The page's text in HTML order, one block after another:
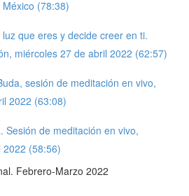
(78:38)
que eres y decide creer en ti.
miércoles 27 de abril 2022 (62:57)
sesión de meditación en vivo,
2022 (63:08)
Sesión de meditación en vivo,
2022 (58:56)
Febrero-Marzo 2022